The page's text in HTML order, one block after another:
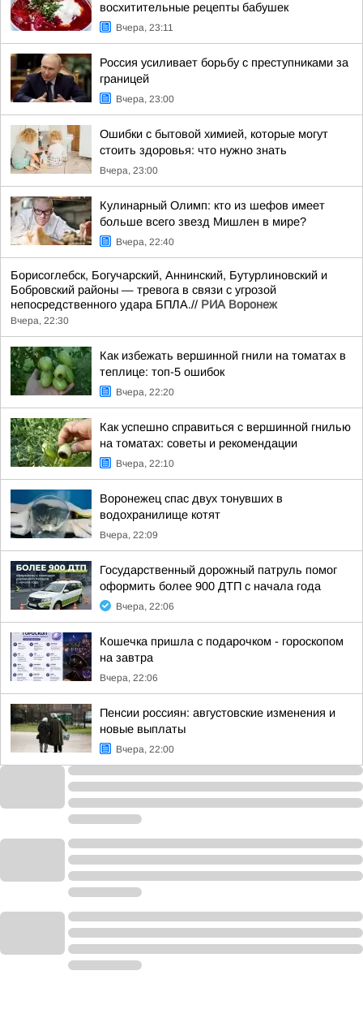
восхитительные рецепты бабушек
Вчера, 23:11
Россия усиливает борьбу с преступниками за
границей
Вчера, 23:00
Ошибки с бытовой химией, которые могут
стоить здоровья: что нужно знать
Вчера, 23:00
Кулинарный Олимп: кто из шефов имеет
больше всего звезд Мишлен в мире?
Вчера, 22:40
Борисоглебск, Богучарский, Аннинский, Бутурлиновский и
Бобровский районы — тревога в связи с угрозой
непосредственного удара БПЛА.// РИА Воронеж
Вчера, 22:30
Как избежать вершинной гнили на томатах в
теплице: топ-5 ошибок
Вчера, 22:20
Как успешно справиться с вершинной гнилью
на томатах: советы и рекомендации
Вчера, 22:10
Воронежец спас двух тонувших в
водохранилище котят
Вчера, 22:09
Государственный дорожный патруль помог
оформить более 900 ДТП с начала года
Вчера, 22:06
Кошечка пришла с подарочком - гороскопом
на завтра
Вчера, 22:06
Пенсии россиян: августовские изменения и
новые выплаты
Вчера, 22:00